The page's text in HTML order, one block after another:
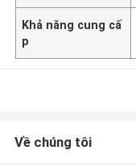
Khả năng cung cấ
p
Về chúng tôi